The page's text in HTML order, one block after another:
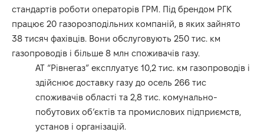
стандартів роботи операторів ГРМ. Під брендом РГК
працює 20 газорозподільних компаній, в яких зайнято
38 тисяч фахівців. Вони обслуговують 250 тис. км
газопроводів і більше 8 млн споживачів газу.
АТ “Рівнегаз” експлуатує 10,2 тис. км газопроводів і
здійснює доставку газу до осель 266 тис
споживачів області та 2,8 тис. комунально-
побутових об’єктів та промислових підприємств,
установ і організацій.